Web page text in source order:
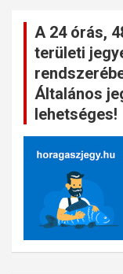
A 24 órás,
területi
Általános
lehetséges!